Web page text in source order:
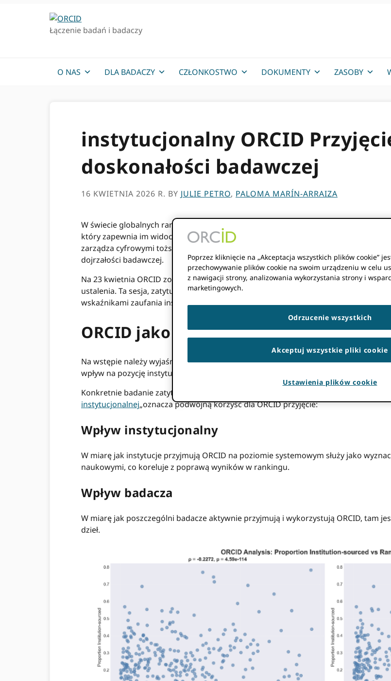
Łączenie badań i badaczy
O NAS DLA BADACZY CZŁONKOSTWO DOKUMENTY ZASOBY
instytucjonalny ORCID
doskonałości badawczej
16 KWIETNIA 2026 R. BY JULIE PETRO, PALOMA MARÍN-ARRAIZA
W świecie globalnych rankingów uniwersytetów, gdzie stawka jest wysoka,
który zapewnia im widoczność i prestiż. Chociaż nie ma jednej drogi na szczyt,
zarządza cyfrowymi tożsamościami swoich badaczy – w szczególności poprzez…
dojrzałości badawczej.
Na 23 kwietnia ORCID zorganizuje specjalny webinar z udziałem panelistów z
ustalenia. Ta sesja, zatytułowanaAn ORCID Raport specjalny na temat rankingów i
wskaźnikami zaufania instytucjonalnego a widocznością globalną.
ORCID jako sygnał dojrzałości
Na wstępie należy wyjaśnić, że wspólne badania SCImago i ORCID nie znaleziono
wpływ na pozycję instytucji w rankingu. Badanie pozycjonuje wskaźniki zaufania
Konkretnie badanie zatytułowane „
Zatwierdzone przez instytucję ORCID Afiliacje
instytucjonalnej„oznacza podwójną korzyść dla ORCID przyjęcie:
Wpływ instytucjonalny
W miarę jak instytucje przyjmują ORCID na poziomie systemowym służy jako
naukowymi, co koreluje z poprawą wyników w rankingu.
Wpływ badacza
W miarę jak poszczególni badacze aktywnie przyjmują i wykorzystują ORCID, tam
dzieł.
Poprzez kliknięcie na „Akceptacja wszystkich plików cookie”
przechowywanie plików cookie na swoim urządzeniu w celu
z nawigacji strony, analizowania wykorzystania strony i
marketingowych.
Odrzucenie wszystkich
Akceptuj wszystkie pliki cookie
Ustawienia plików cookie